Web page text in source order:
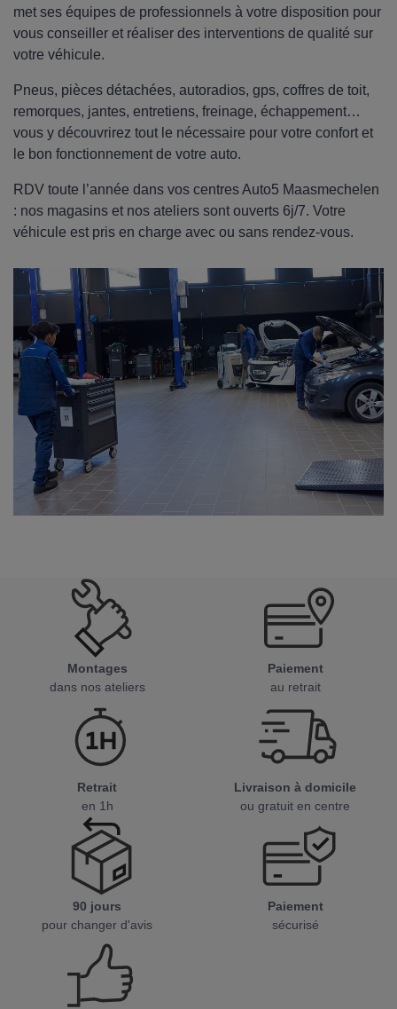
met ses équipes de professionnels à votre disposition pour
vous conseiller et réaliser des interventions de qualité sur
votre véhicule.
Pneus, pièces détachées, autoradios, gps, coffres de toit,
remorques, jantes, entretiens, freinage, échappement…
vous y découvrirez tout le nécessaire pour votre confort et
le bon fonctionnement de votre auto.
RDV toute l’année dans vos centres Auto5 Maasmechelen
: nos magasins et nos ateliers sont ouverts 6j/7. Votre
véhicule est pris en charge avec ou sans rendez-vous.
Montages
dans nos ateliers
Paiement
au retrait
Retrait
en 1h
Livraison à domicile
ou gratuit en centre
90 jours
pour changer d'avis
Paiement
sécurisé